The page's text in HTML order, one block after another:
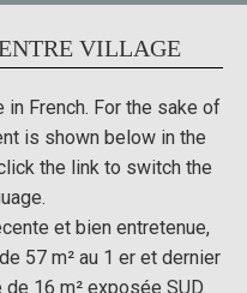
VILLAGE
in French. For the sake of
is shown below in the
the link to switch the
et bien entretenue,
57 m² au 1 er et dernier
16 m² exposée SUD.